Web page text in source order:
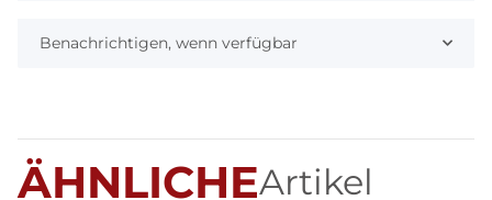
Benachrichtigen, wenn verfügbar
ÄHNLICHEArtikel